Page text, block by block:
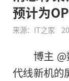
预计为
来源：IT之家
博主
代线新机的